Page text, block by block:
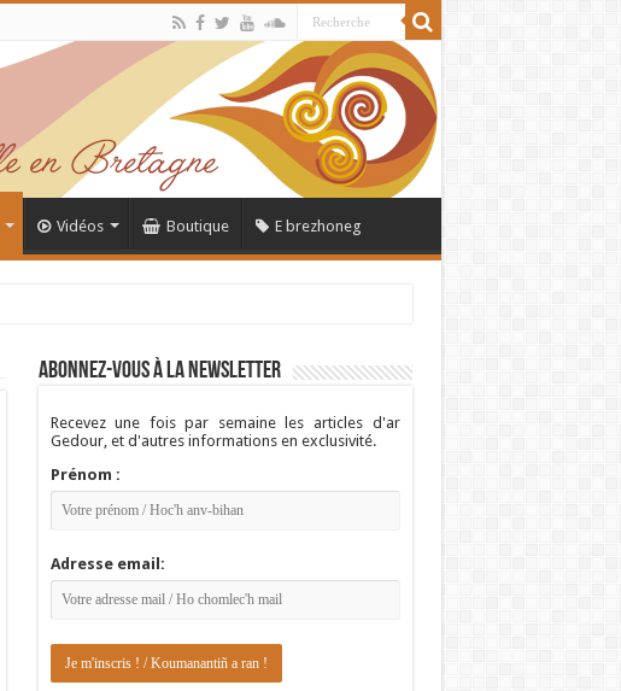
Vidéos Boutique E brezhoneg
Abonnez-vous à la newsletter
Recevez une fois par semaine les articles d'ar
Gedour, et d'autres informations en exclusivité.
Prénom :
Adresse email: